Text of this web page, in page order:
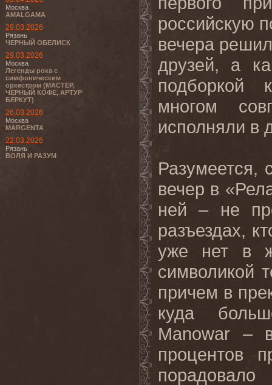
Москва
AMALGAMA
29.03.2026
Рязань
ЧЕРНЫЙ ОБЕЛИСК
29.03.2026
Москва
Легенды рока с
симфоническим
оркестром (МАСТЕР,
ЧЕРНЫЙ КОФЕ, АРТУР
БЕРКУТ)
26.03.2026
Москва
MARGENTA
22.03.2026
Рязань
ВОЛЯ И РАЗУМ
российскую
вечера
друзей, а
подборкой
многом
исполняли в
Разумеется,
вечер в
ней – не
разъездах,
уже нет в
символикой
причем в
куда
Manowar –
процентов